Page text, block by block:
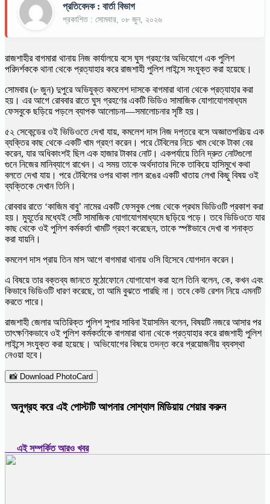
প্রতিবেদক : বার্তা বিভাগ
প্রকাশিত : সোমবার, ০৮ জুন, ২০২৬
রাজশাহীর বাগমারা থানায় নিজ কার্যালয়ে বসে ঘুস গ্রহণের অভিযোগে এক পুলিশ
পরিদর্শককে থানা থেকে প্রত্যাহার করে রাজশাহী পুলিশ লাইন্সে সংযুক্ত করা হয়েছে।
সোমবার (৮ জুন) দুপুরে অভিযুক্ত কমলেশ দাসকে বাগমারা থানা থেকে প্রত্যাহার করা
হয়। এর আগে রোববার রাতে ঘুস গ্রহণের একটি ভিডিও সামাজিক যোগাযোগমাধ্যম
ফেসবুকে ছড়িয়ে পড়লে ব্যাপক আলোচনা—সমালোচনার সৃষ্টি হয়।
৫২ সেকেন্ডের ওই ভিডিওতে দেখা যায়, কমলেশ দাস নিজ দপ্তরে বসে অজ্ঞাতপরিচয় এক
ব্যক্তির কাছ থেকে একটি খাম গ্রহণ করেন। পরে টেবিলের নিচে খাম থেকে টাকা বের
করেন, যার অধিকাংশই ছিল এক হাজার টাকার নোট। একপর্যায়ে তিনি দ্রুত নোটগুলো
গুনে নিজের মানিব্যাগে রাখেন। এ সময় তাকে অর্থদাতার দিকে তাকিয়ে হাসিমুখে কথা
বলতে দেখা যায়। পরে টেবিলের ওপর থাকা লাল রঙের একটি খাতায় লেখা কিছু বিষয় ওই
ব্যক্তিকে দেখান তিনি।
রোববার রাতে ‘কাজিম বাবু’ নামের একটি ফেসবুক পেজ থেকে প্রথম ভিডিওটি প্রকাশ করা
হয়। মুহূর্তের মধ্যেই সেটি সামাজিক যোগাযোগমাধ্যমে ছড়িয়ে পড়ে। তবে ভিডিওতে যার
কাছ থেকে ওই পুলিশ কর্মকর্তা খামটি গ্রহণ করেছেন, তাকে স্পষ্টভাবে দেখা বা শনাক্ত
করা যায়নি।
কমলেশ দাস প্রায় তিন মাস আগে বাগমারা থানায় ওসি হিসেবে যোগদান করেন।
এ বিষয়ে তার বক্তব্য জানতে মুঠোফোনে যোগাযোগ করা হলে তিনি বলেন, কে, কখন এবং
কিভাবে ভিডিওটি ধারণ করেছে, তা আমি বুঝতে পারছি না। তবে কেউ রেশন নিয়ে এমনটি
করতে পারে।
রাজশাহী জেলার অতিরিক্ত পুলিশ সুপার সাবিনা ইয়াসমিন বলেন, বিষয়টি নজরে আসার পর
তাৎক্ষণিকভাবে ওই পুলিশ কর্মকর্তাকে বাগমারা থানা থেকে প্রত্যাহার করে রাজশাহী পুলিশ
লাইন্সে সংযুক্ত করা হয়েছে। অভিযোগের বিষয়ে তদন্ত করে প্রয়োজনীয় ব্যবস্থা
নেওয়া হবে।
📸 Download PhotoCard
অনুগ্রহ করে এই পোস্টটি আপনার সোশ্যাল মিডিয়ায় শেয়ার করুন
এই সম্পর্কিত আরও খবর